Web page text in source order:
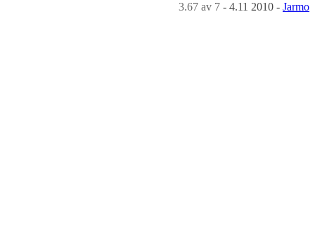
3.67 av 7 - 4.11 2010 - Jarmo